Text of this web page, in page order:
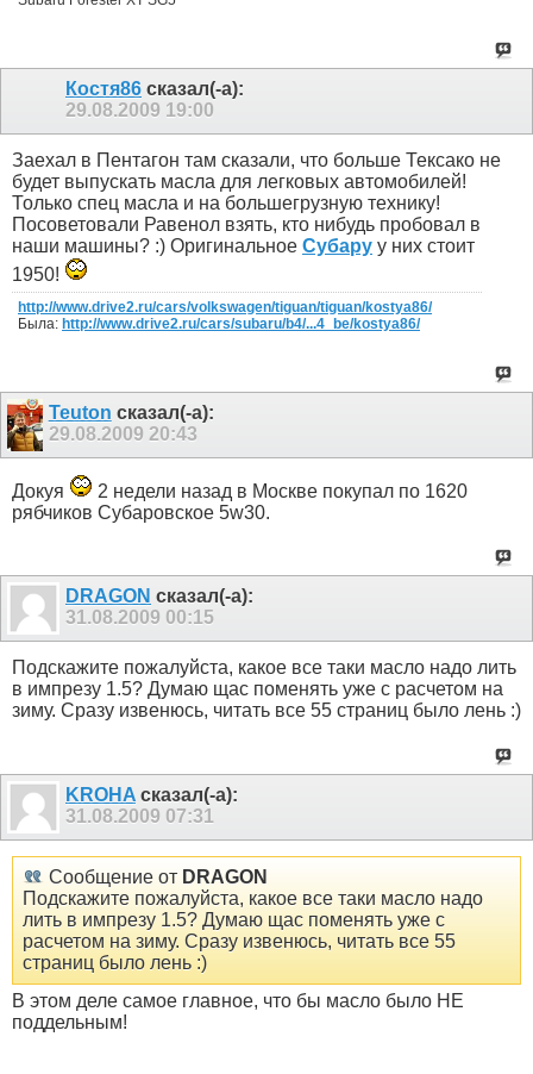
Костя86 сказал(-а):
29.08.2009 19:00
Заехал в Пентагон там сказали, что больше Тексако не
будет выпускать масла для легковых автомобилей!
Только спец масла и на большегрузную технику!
Посоветовали Равенол взять, кто нибудь пробовал в
наши машины? :) Оригинальное Субару у них стоит
1950!
http://www.drive2.ru/cars/volkswagen/tiguan/tiguan/kostya86/
Была: http://www.drive2.ru/cars/subaru/b4/...4_be/kostya86/
Teuton сказал(-а):
29.08.2009 20:43
Докуя
2 недели назад в Москве покупал по 1620
рябчиков Субаровское 5w30.
DRAGON сказал(-а):
31.08.2009 00:15
Подскажите пожалуйста, какое все таки масло надо лить
в импрезу 1.5? Думаю щас поменять уже с расчетом на
зиму. Сразу извенюсь, читать все 55 страниц было лень :)
KROHA сказал(-а):
31.08.2009 07:31
Сообщение от DRAGON
Подскажите пожалуйста, какое все таки масло надо
лить в импрезу 1.5? Думаю щас поменять уже с
расчетом на зиму. Сразу извенюсь, читать все 55
страниц было лень :)
В этом деле самое главное, что бы масло было НЕ
поддельным!